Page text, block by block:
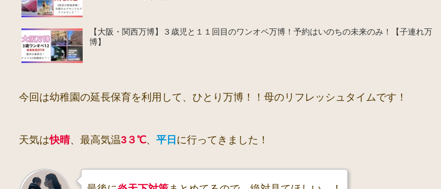
【大阪・関西万博】３歳児と１１回目のワンオペ万博！予約はいのちの未来のみ！【子連れ万
博】
今回は幼稚園の延長保育を利用して、ひとり万博！！母のリフレッシュタイムです！
天気は快晴、最高気温3３℃、 平日 に行ってきました！